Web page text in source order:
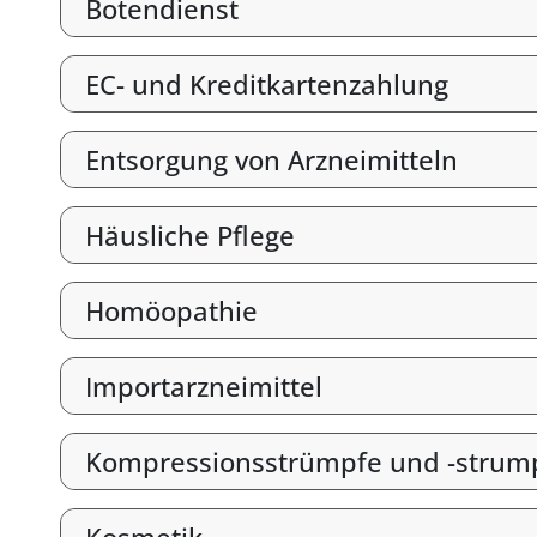
Botendienst
EC- und Kreditkartenzahlung
Entsorgung von Arzneimitteln
Häusliche Pflege
Homöopathie
Importarzneimittel
Kompressionsstrümpfe und -